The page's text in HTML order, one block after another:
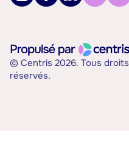
© Centris 2026. Tous droits
réservés.